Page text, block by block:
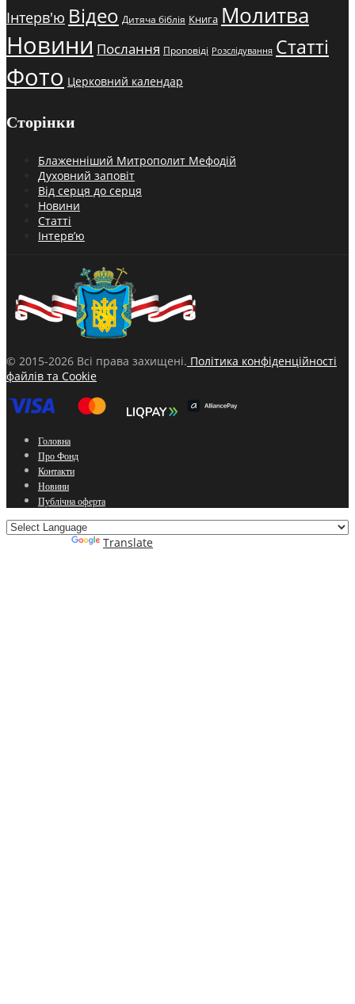
Інтерв'ю Відео Дитяча біблія Книга Молитва
Новини Послання Проповіді Розслідування Статті
Фото Церковний календар
Сторінки
Блаженніший Митрополит Мефодій
Духовний заповіт
Від серця до серця
Новини
Статті
Інтерв’ю
© 2015-2026 Всі права захищені. Політика конфіденційності
файлів та Cookie
Головна
Про Фонд
Контакти
Новини
Публічна оферта
Translate